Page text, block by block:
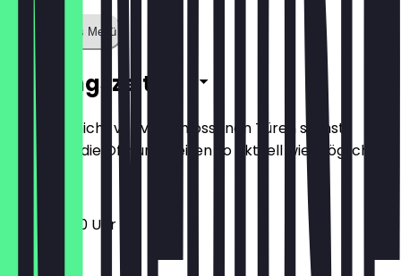
Zeige ganzes Menü
Öffnungszeiten
Damit du nicht vor verschlossenen Türen stehst,
halten wir die Öffnungszeiten so aktuell wie möglich.
12:30 - 19:00 Uhr